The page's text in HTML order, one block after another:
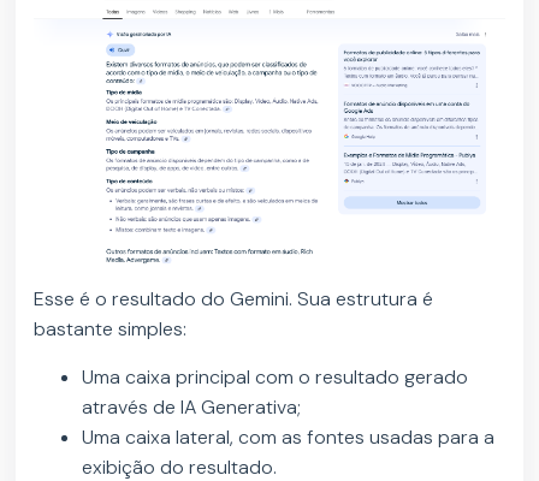
Esse é o resultado do Gemini. Sua estrutura é
bastante simples:
Uma caixa principal com o resultado gerado
através de IA Generativa;
Uma caixa lateral, com as fontes usadas para a
exibição do resultado.